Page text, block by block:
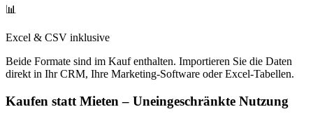
📊
Excel & CSV inklusive
Beide Formate sind im Kauf enthalten. Importieren Sie die Daten
direkt in Ihr CRM, Ihre Marketing-Software oder Excel-Tabellen.
Kaufen statt Mieten – Uneingeschränkte Nutzung